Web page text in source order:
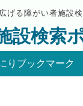
げる障がい者施設
検索
りブックマーク